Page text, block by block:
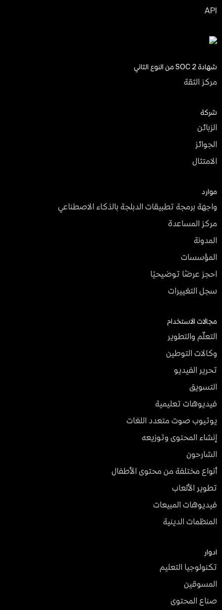
API
شهادة SOC 2 من النوع الثاني
مركز الثقة
شركة
الزبائن
الجوائز
الامتثال
موارد
واجهة برمجة تطبيقات الدبلجة بالذكاء الاصطناعي
مركز المساعدة
المدونة
المؤسسات
احجز عرضًا توضيحيًا
سجل التغييرات
مجالات الاستخدام
التعلّم والتطوير
وكالات التوطين
تحرير الفيديو
التسويق
فيديوهات تعليمية
يوتيوب صوت متعدد اللغات
إنشاء المحتوى وتوزيعه
الشارحون
أنواع مختلفة من محتوى الأطفال
تطوير الألعاب
فيديوهات المبيعات
المنظمات الدينية
ادوار
تكنولوجيا التعليم
المسوقين
صناع المحتوى